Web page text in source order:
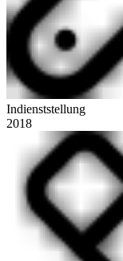
Indienststellung
2018